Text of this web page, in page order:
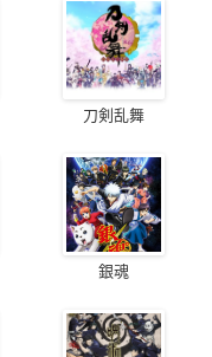
刀剣乱舞
銀魂